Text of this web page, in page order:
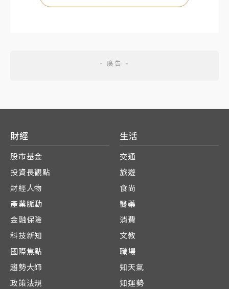
財經
股市基金
投資長觀點
財經人物
產業脈動
金融保險
科技新知
國際焦點
趨勢大師
政策法規
生活
交通
旅遊
食尚
醫藥
消費
文教
職場
知天氣
知運勢